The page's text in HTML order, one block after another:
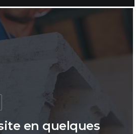
en quelques